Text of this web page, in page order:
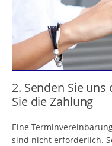
2. Senden Sie
Sie die Zahlung
Eine
sind nicht erforderlich.